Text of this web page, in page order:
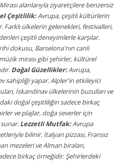
alanlarıyla ziyaretçilere benzersiz
Çeşitlilik:Avrupa, çeşitli kültürlerin
ülkelerin gelenekleri, festivalleri,
çeşitli deneyimlerle karşılar.
dokusu, Barselona'nın canlı
mirası gibi şehirler, kültürel
Doğal Güzellikler:Avrupa,
sahipliği yapar. Alpler'in etkileyici
İskandinav ülkelerinin buzulları ve
doğal çeşitliliğin sadece birkaç
ve plajlar, doğa severler için
Lezzetli Mutfak:Avrupa
bilinir. İtalyan pizzası, Fransız
mezeleri ve Alman biraları,
birkaç örneğidir. Şehirlerdeki